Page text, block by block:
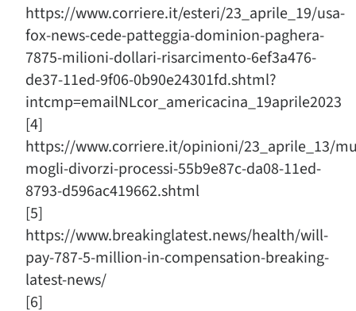
https://www.corriere.it/esteri/23_aprile_19/usa-
fox-news-cede-patteggia-dominion-paghera-
7875-milioni-dollari-risarcimento-6ef3a476-
de37-11ed-9f06-0b90e24301fd.shtml?
intcmp=emailNLcor_americacina_19aprile2023
[4]
https://www.corriere.it/opinioni/23_aprile_13/
mogli-divorzi-processi-55b9e87c-da08-11ed-
8793-d596ac419662.shtml
[5]
https://www.breakinglatest.news/health/will-
pay-787-5-million-in-compensation-breaking-
latest-news/
[6]